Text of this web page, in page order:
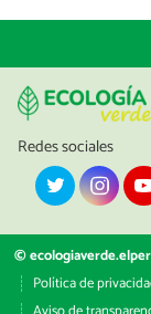
Redes sociales
©
Política de